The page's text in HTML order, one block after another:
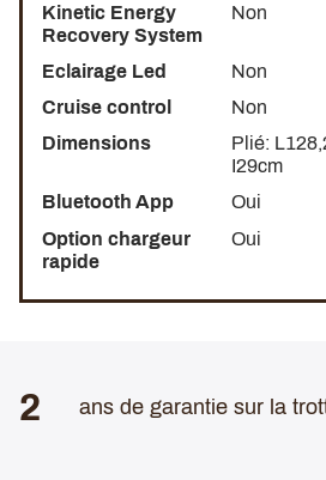
Kinetic Energy
Recovery System
Non
Eclairage Led
Non
Cruise control
Non
Dimensions
Plié:
I29cm
Bluetooth App
Oui
Option chargeur
rapide
Oui
2 ans de garantie sur la